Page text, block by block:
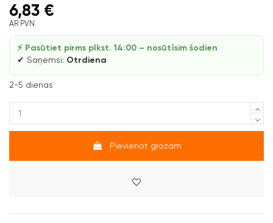
6,83 €
AR PVN
⚡ Pasūtiet pirms plkst. 14:00 – nosūtīsim šodien
✔ Saņemsi: Otrdiena
2-5 dienas
Pievienot grozam